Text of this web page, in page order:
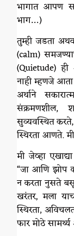
भागात आपण
भाग…)
तुम्ही जडता
(calm)
(Quietude)
नाही म्हणजे
अर्थाने
संक्रमणशील,
सुव्यवस्थित
स्थिरता आणते.
मी जेव्हा
“जा आणि झोप
न करता नुसते
खरंतर, मला
स्थिरता,
फार मोठे